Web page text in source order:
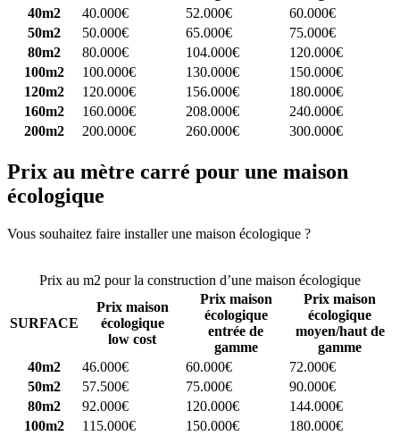
40m2
40.000€ 52.000€
60.000€
50m2
50.000€ 65.000€
75.000€
80m2
80.000€ 104.000€
120.000€
100m2
100.000€ 130.000€
150.000€
120m2
120.000€ 156.000€
180.000€
160m2
160.000€ 208.000€
240.000€
200m2
200.000€ 260.000€ 300.000€
Prix au mètre carré pour une maison
écologique
Vous souhaitez faire installer une maison écologique ?
Prix au m2 pour la construction d’une maison écologique
SURFACE
Prix maison
écologique
low cost
Prix maison
écologique
entrée de
gamme
Prix maison
écologique
moyen/haut de
gamme
40m2
46.000€ 60.000€
72.000€
50m2
57.500€ 75.000€
90.000€
80m2
92.000€ 120.000€
144.000€
100m2
115.000€ 150.000€
180.000€